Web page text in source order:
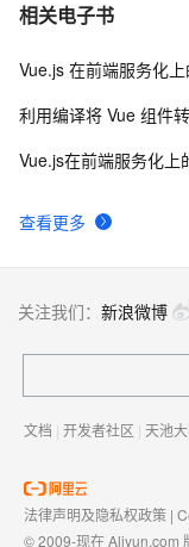
相关电子书
查看更多
Vue.js 在前端服务化
利用编译将 Vue 组件
Vue.js在前端服务化上
关注我们： 新浪微博
文档 | 开发者社区 | 天池
法律声明及隐私权政策 |
© 2009-现在 Aliyun.com